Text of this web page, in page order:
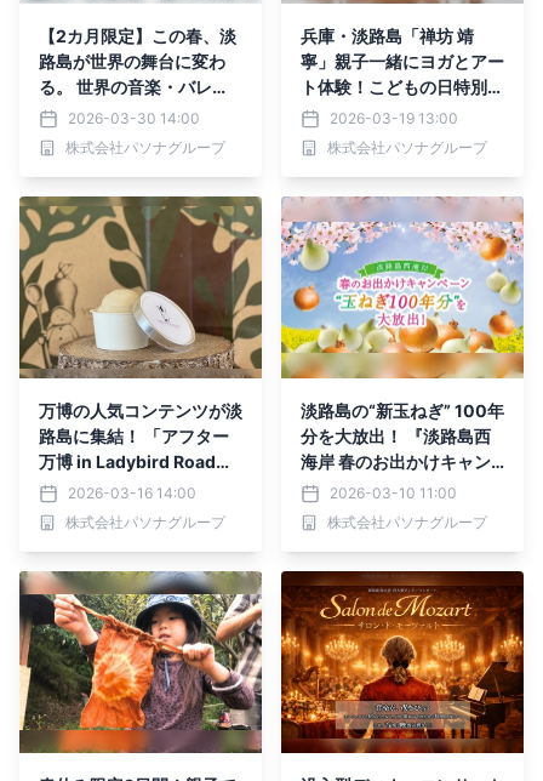
【2カ月限定】この春、淡
路島が世界の舞台に変わ
る。 世界の音楽・バレ
エ・ミュージカルが集結
『あわじエンタメ博』3月
28日より開催
2026-03-30 14:00
株式会社パソナグループ
兵庫・淡路島「禅坊 靖
寧」親子一緒にヨガとアー
ト体験！こどもの日特別プ
ログラム『ZENアートリト
リート』5月5日に開催！
2026-03-19 13:00
株式会社パソナグループ
万博の人気コンテンツが淡
路島に集結！ 「アフター
万博 in Ladybird Road」
3月20日より3日間限定開
催
2026-03-16 14:00
株式会社パソナグループ
淡路島の“新玉ねぎ” 100年
分を大放出！ 『淡路島西
海岸 春のお出かけキャン
ペーン』 3月10日より開
始
2026-03-10 11:00
株式会社パソナグループ